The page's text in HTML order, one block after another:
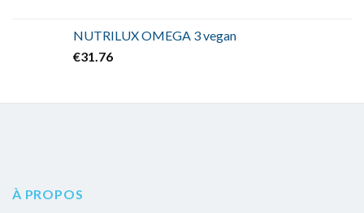
NUTRILUX OMEGA 3 vegan
€31.76
À PROPOS